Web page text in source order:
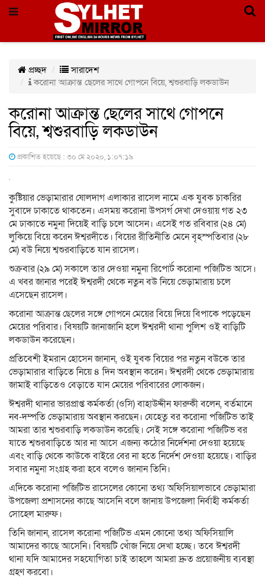
প্রচ্ছদ
সারাদেশ
করোনা আক্রান্ত ছেলের সাথে গোপনে বিয়ে, শ্বশুরবাড়ি লকডাউন
করোনা আক্রান্ত ছেলের সাথে গোপনে
বিয়ে, শ্বশুরবাড়ি লকডাউন
প্রকাশিত হয়েছে : ৩০ মে ২০২০, ১:০৭:১৯
কুষ্টিয়ার ভেড়ামারার ষোলদাগ এলাকার রাসেল নামে এক যুবক চাকরির
সুবাদে ঢাকাতে থাকতেন। এসময় করোনা উপসর্গ দেখা দেওয়ায় গত ২৩
মে ঢাকাতে নমুনা দিয়েই বাড়ি চলে আসেন। এসেই গত রবিবার (২৪ মে)
লুকিয়ে বিয়ে করেন ঈশ্বরদীতে। বিয়ের রীতিনীতি মেনে বৃহস্পতিবার (২৮
মে) বউ নিয়ে শ্বশুরবাড়িতে যান রাসেল।
শুক্রবার (২৯ মে) সকালে তার দেওয়া নমুনা রিপোর্ট করোনা পজিটিভ আসে।
এ খবর জানার পরেই ঈশ্বরদী থেকে নতুন বউ নিয়ে ভেড়ামারায় চলে
এসেছেন রাসেল।
করোনা আক্রান্ত ছেলের সঙ্গে গোপনে মেয়ের বিয়ে দিয়ে বিপাকে পড়েছেন
মেয়ের পরিবার। বিষয়টি জানাজানি হলে ঈশ্বরদী থানা পুলিশ ওই বাড়িটি
লকডাউন করেছেন।
প্রতিবেশী ইমরান হোসেন জানান, ওই যুবক বিয়ের পর নতুন বউকে তার
ভেড়ামারার বাড়িতে নিয়ে ৪ দিন অবস্থান করেন। ঈশ্বরদী থেকে ভেড়ামারায়
জামাই বাড়িতেও বেড়াতে যান মেয়ের পরিবারের লোকজন।
ঈশ্বরদী থানার ভারপ্রাপ্ত কর্মকর্তা (ওসি) বাহাউদ্দীন ফারুকী বলেন, বর্তমানে
নব-দম্পতি ভেড়ামারায় অবস্থান করছেন। যেহেতু বর করোনা পজিটিভ তাই
আমরা তার শ্বশুরবাড়ি লকডাউন করেছি। সেই সঙ্গে করোনা পজিটিভ বর
যাতে শ্বশুরবাড়িতে আর না আসে এজন্য কঠোর নির্দেশনা দেওয়া হয়েছে
এবং বাড়ি থেকে কাউকে বাইরে বের না হতে নির্দেশ দেওয়া হয়েছে। বাড়ির
সবার নমুনা সংগ্রহ করা হবে বলেও জানান তিনি।
এদিকে করোনা পজিটিভ রাসেলের কোনো তথ্য অফিসিয়ালভাবে ভেড়ামারা
উপজেলা প্রশাসনের কাছে আসেনি বলে জানায় উপজেলা নির্বাহী কর্মকর্তা
সোহেল মারুফ।
তিনি জানান, রাসেল করোনা পজিটিভ এমন কোনো তথ্য অফিসিয়ালি
আমাদের কাছে আসেনি। বিষয়টি খোঁজ নিয়ে দেখা হচ্ছে। তবে ঈশ্বরদী
থানা যদি আমাদের সহযোগিতা চাই তাহলে আমরা দ্রুত প্রয়োজনীয় ব্যবস্থা
গ্রহণ করবো।